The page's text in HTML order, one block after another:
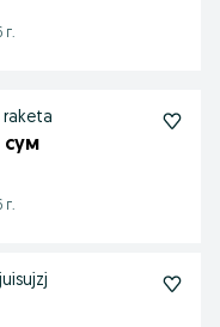
г.
raketa
сум
г.